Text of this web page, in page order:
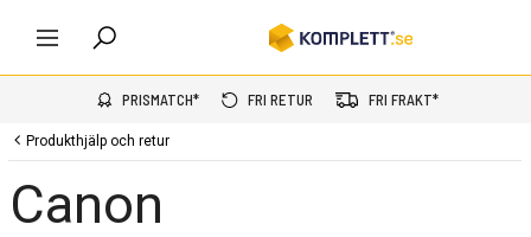
PRISMATCH* FRI RETUR FRI FRAKT*
Produkthjälp och retur
Canon